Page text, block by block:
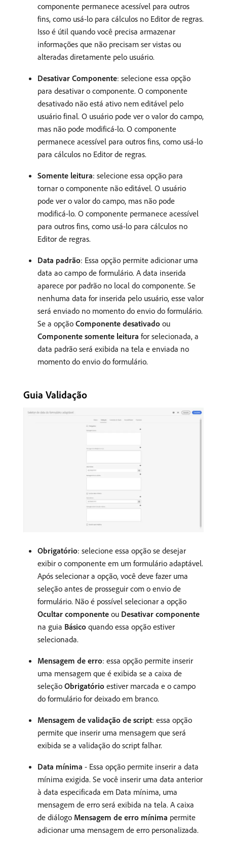
componente permanece acessível para outros
fins, como usá-lo para cálculos no Editor de regras.
Isso é útil quando você precisa armazenar
informações que não precisam ser vistas ou
alteradas diretamente pelo usuário.
Desativar Componente: selecione essa opção
para desativar o componente. O componente
desativado não está ativo nem editável pelo
usuário final. O usuário pode ver o valor do campo,
mas não pode modificá-lo. O componente
permanece acessível para outros fins, como usá-lo
para cálculos no Editor de regras.
Somente leitura: selecione essa opção para
tornar o componente não editável. O usuário
pode ver o valor do campo, mas não pode
modificá-lo. O componente permanece acessível
para outros fins, como usá-lo para cálculos no
Editor de regras.
Data padrão: Essa opção permite adicionar uma
data ao campo de formulário. A data inserida
aparece por padrão no local do componente. Se
nenhuma data for inserida pelo usuário, esse valor
será enviado no momento do envio do formulário.
Se a opção Componente desativado ou
Componente somente leitura for selecionada, a
data padrão será exibida na tela e enviada no
momento do envio do formulário.
Guia Validação
Obrigatório: selecione essa opção se desejar
exibir o componente em um formulário adaptável.
Após selecionar a opção, você deve fazer uma
seleção antes de prosseguir com o envio de
formulário. Não é possível selecionar a opção
Ocultar componente ou Desativar componente
na guia Básico quando essa opção estiver
selecionada.
Mensagem de erro: essa opção permite inserir
uma mensagem que é exibida se a caixa de
seleção Obrigatório estiver marcada e o campo
do formulário for deixado em branco.
Mensagem de validação de script: essa opção
permite que inserir uma mensagem que será
exibida se a validação do script falhar.
Data mínima - Essa opção permite inserir a data
mínima exigida. Se você inserir uma data anterior
à data especificada em Data mínima, uma
mensagem de erro será exibida na tela. A caixa
de diálogo Mensagem de erro mínima permite
adicionar uma mensagem de erro personalizada.